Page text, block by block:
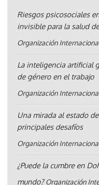
Riesgos psicosociales
invisible para la salud
Organización
La inteligencia artificial
de género en el trabajo
Organización
Una mirada al estado
principales desafíos
Organización
¿Puede la cumbre en
mundo? Organización